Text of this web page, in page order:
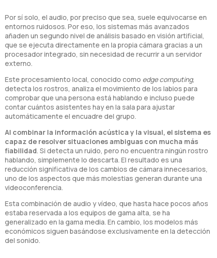
Por sí solo, el audio, por preciso que sea, suele equivocarse en
entornos ruidosos. Por eso, los sistemas más avanzados
añaden un segundo nivel de análisis basado en visión artificial,
que se ejecuta directamente en la propia cámara gracias a un
procesador integrado, sin necesidad de recurrir a un servidor
externo.
Este procesamiento local, conocido como edge computing,
detecta los rostros, analiza el movimiento de los labios para
comprobar que una persona está hablando e incluso puede
contar cuántos asistentes hay en la sala para ajustar
automáticamente el encuadre del grupo.
Al combinar la información acústica y la visual, el sistema es
capaz de resolver situaciones ambiguas con mucha más
fiabilidad. Si detecta un ruido, pero no encuentra ningún rostro
hablando, simplemente lo descarta. El resultado es una
reducción significativa de los cambios de cámara innecesarios,
uno de los aspectos que más molestias generan durante una
videoconferencia.
Esta combinación de audio y vídeo, que hasta hace pocos años
estaba reservada a los equipos de gama alta, se ha
generalizado en la gama media. En cambio, los modelos más
económicos siguen basándose exclusivamente en la detección
del sonido.